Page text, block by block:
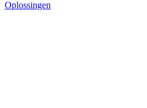
Oplossingen